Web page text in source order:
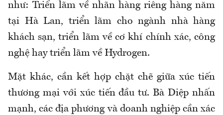
như: Triển lãm về nhãn hàng riêng hàng năm
tại Hà Lan, triển lãm cho ngành nhà hàng
khách sạn, triển lãm về cơ khí chính xác, công
nghệ hay triển lãm về Hydrogen.
Mặt khác, cần kết hợp chặt chẽ giữa xúc tiến
thương mại với xúc tiến đầu tư. Bà Diệp nhấn
mạnh, các địa phương và doanh nghiệp cần xác